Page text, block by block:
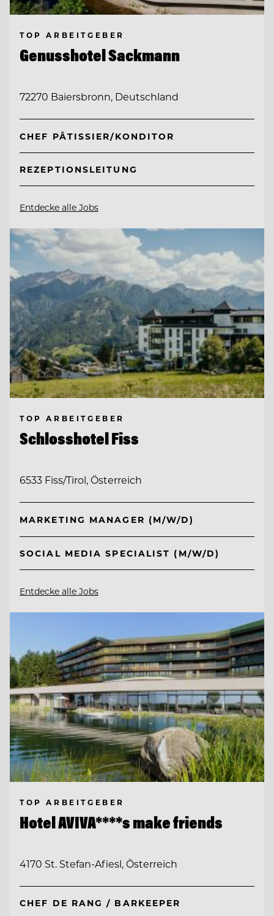
TOP ARBEITGEBER
Genusshotel Sackmann
72270 Baiersbronn, Deutschland
CHEF PÂTISSIER/KONDITOR
REZEPTIONSLEITUNG
Entdecke alle Jobs
TOP ARBEITGEBER
Schlosshotel Fiss
6533 Fiss/Tirol, Österreich
MARKETING MANAGER (M/W/D)
SOCIAL MEDIA SPECIALIST (M/W/D)
Entdecke alle Jobs
TOP ARBEITGEBER
Hotel AVIVA****s make friends
4170 St. Stefan-Afiesl, Österreich
CHEF DE RANG / BARKEEPER